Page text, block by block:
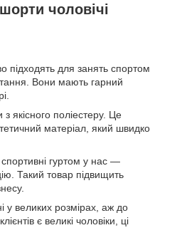
чоловічі
підходять для занять спортом
Вони мають гарний
якісного поліестеру. Це
матеріал, який швидко
гуртом у нас —
Такий товар підвищить
у великих розмірах, аж до
є великі чоловіки, ці